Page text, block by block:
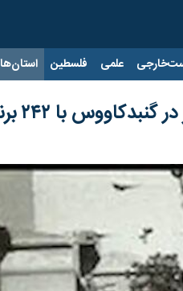
علمی فلسطین استان‌ها
با ۲۴۲ برنامه فرهنگی